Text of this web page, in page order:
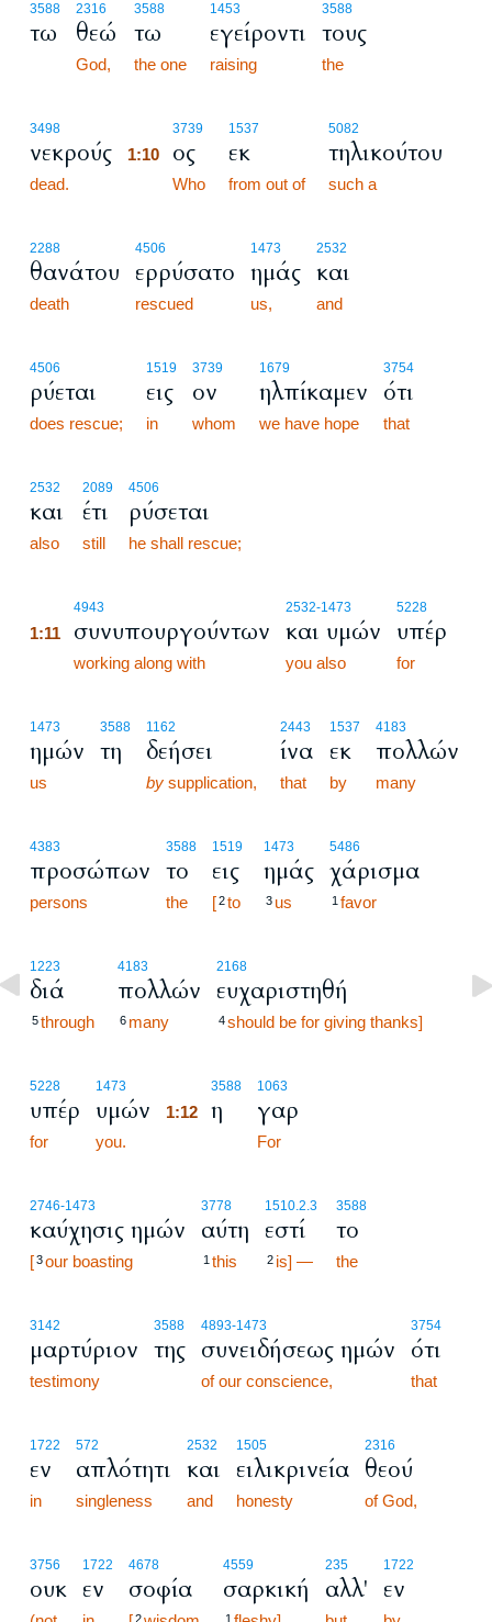
3588
τω
2316
θεώ
God,
3588
τω
the one
1453
εγείροντι
raising
3588
τους
the
3498
νεκρούς
dead.
3739
1:10 ος
Who
1537
εκ
from out of
5082
τηλικούτου
such a
2288
θανάτου
death
4506
ερρύσατο
rescued
1473
ημάς
us,
2532
και
and
4506
ρύεται
does rescue;
1519
εις
in
3739
ον
whom
1679
ηλπίκαμεν
we have hope
3754
ότι
that
2532
και
also
2089
έτι
still
4506
ρύσεται
he shall rescue;
4943
1:11 συνυπουργούντων
working along with
2532-1473
και υμών
you also
5228
υπέρ
for
1473
ημών
us
3588
τη
1162
δεήσει
by supplication,
2443
ίνα
that
1537
εκ
by
4183
πολλών
many
4383
προσώπων
persons
3588
το
the
1519
εις
[2to
1473
ημάς
3 us
5486
χάρισμα
1 favor
1223
διά
5through
4183
πολλών
6 many
2168
ευχαριστηθή
4should be for giving thanks]
5228
υπέρ
for
1473
υμών
you.
3588
1:12 η
1063
γαρ
For
2746-1473
καύχησις ημών
[3our boasting
3778
αύτη
1 this
1510.2.3
εστί
2 is] —
3588
το
the
3142
μαρτύριον
testimony
3588
της
4893-1473
συνειδήσεως ημών
of our conscience,
3754
ότι
that
1722
εν
in
572
απλότητι
singleness
2532
και
and
1505
ειλικρινεία
honesty
2316
θεού
of God,
3756
ουκ
1722
εν
4678
σοφία
2
4559
σαρκική
1
235
αλλ'
1722
εν